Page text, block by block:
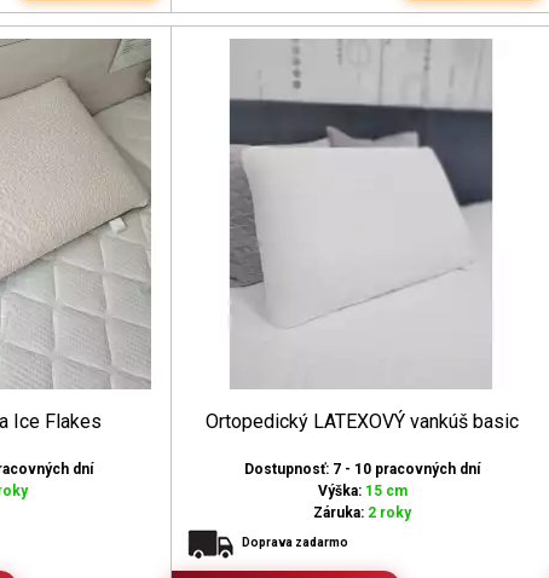
Ice Flakes
dní
Ortopedický LATEXOVÝ vankúš basic
Dostupnosť: 7 - 10 pracovných dní
Výška: 15 cm
Záruka: 2 roky
Doprava zadarmo